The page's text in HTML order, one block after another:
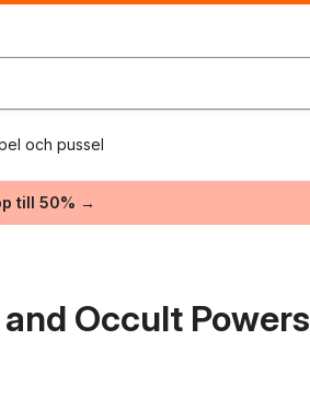
och pussel
till 50% →
Occult Powers